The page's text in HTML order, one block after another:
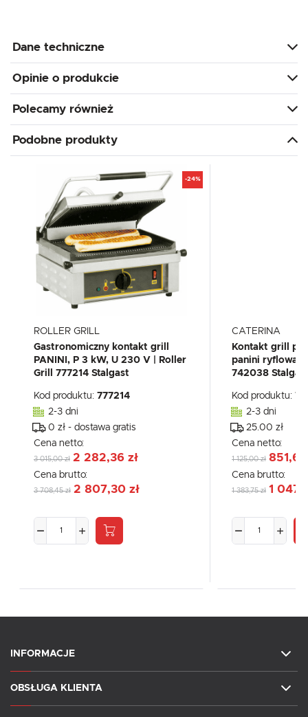
Dane techniczne
Opinie o produkcie
Polecamy również
Podobne produkty
-24%
ROLLER GRILL
Gastronomiczny kontakt grill
PANINI, P 3 kW, U 230 V | Roller
Grill 777214 Stalgast
Kod produktu: 777214
2-3 dni
0 zł - dostawa gratis
Cena netto:
3 015,00 zł 2 282,36 zł
Cena brutto:
3 708,45 zł 2 807,30 zł
CATERINA
Kontakt grill
panini
742038
Kod produktu:
2-3 dni
25.00 zł
Cena netto:
1 125,00 zł 851,63
Cena brutto:
1 383,75 zł 1
INFORMACJE
OBSŁUGA KLIENTA